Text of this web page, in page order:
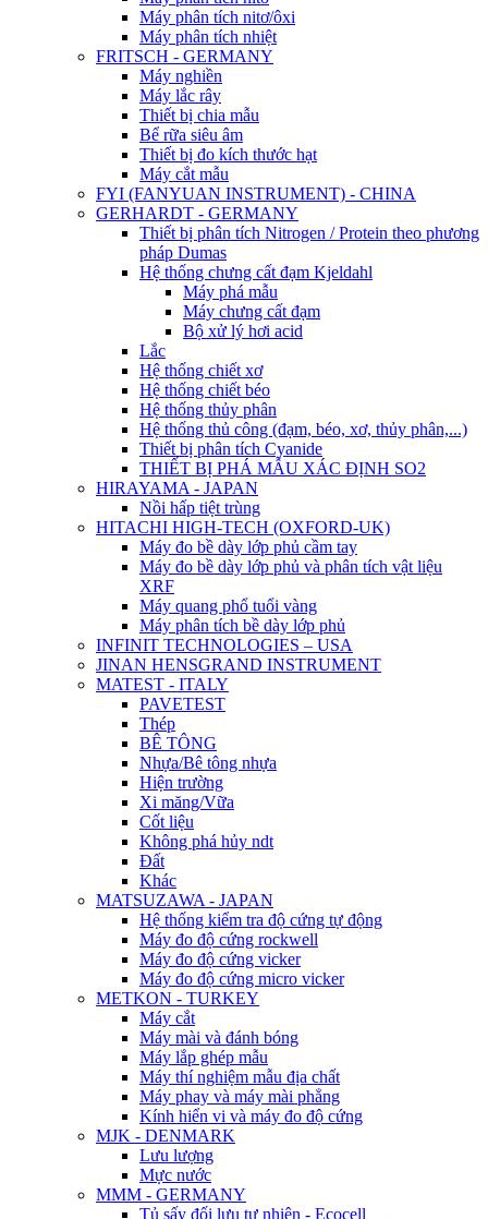
Máy phân tích nitơ/ôxi
Máy phân tích nhiệt
FRITSCH - GERMANY
Máy nghiền
Máy lắc rây
Thiết bị chia mẫu
Bể rữa siêu âm
Thiết bị đo kích thước hạt
Máy cắt mẫu
FYI (FANYUAN INSTRUMENT) - CHINA
GERHARDT - GERMANY
Thiết bị phân tích Nitrogen / Protein theo phương
pháp Dumas
Hệ thống chưng cất đạm Kjeldahl
Máy phá mẫu
Máy chưng cất đạm
Bộ xử lý hơi acid
Lắc
Hệ thống chiết xơ
Hệ thống chiết béo
Hệ thống thủy phân
Hệ thống thủ công (đạm, béo, xơ, thủy phân,...)
Thiết bị phân tích Cyanide
THIẾT BỊ PHÁ MẪU XÁC ĐỊNH SO2
HIRAYAMA - JAPAN
Nồi hấp tiệt trùng
HITACHI HIGH-TECH (OXFORD-UK)
Máy đo bề dày lớp phủ cầm tay
Máy đo bề dày lớp phủ và phân tích vật liệu
XRF
Máy quang phổ tuổi vàng
Máy phân tích bề dày lớp phủ
INFINIT TECHNOLOGIES – USA
JINAN HENSGRAND INSTRUMENT
MATEST - ITALY
PAVETEST
Thép
BÊ TÔNG
Nhựa/Bê tông nhựa
Hiện trường
Xi măng/Vữa
Cốt liệu
Không phá hủy ndt
Đất
Khác
MATSUZAWA - JAPAN
Hệ thống kiểm tra độ cứng tự động
Máy đo độ cứng rockwell
Máy đo độ cứng vicker
Máy đo độ cứng micro vicker
METKON - TURKEY
Máy cắt
Máy mài và đánh bóng
Máy lắp ghép mẫu
Máy thí nghiệm mẫu địa chất
Máy phay và máy mài phẳng
Kính hiển vi và máy đo độ cứng
MJK - DENMARK
Lưu lượng
Mực nước
MMM - GERMANY
Tủ sấy đối lưu tự nhiên - Ecocell